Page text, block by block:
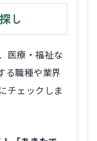
し
医療・福祉な
る職種や業界
チェックしま